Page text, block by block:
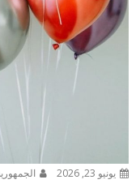
يونيو 23, 2026